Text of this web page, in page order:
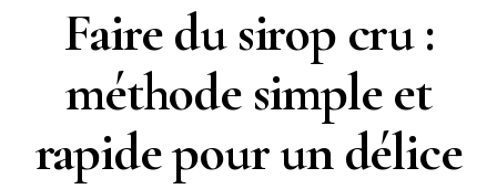
Faire du sirop cru :
méthode simple et
rapide pour un délice